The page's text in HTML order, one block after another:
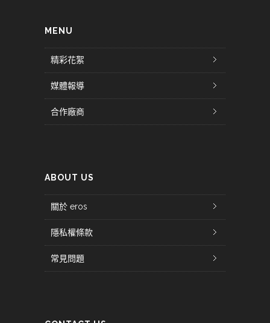
MENU
精彩花絮
媒體報導
合作廠商
ABOUT US
關於 eros
隱私權條款
常見問題